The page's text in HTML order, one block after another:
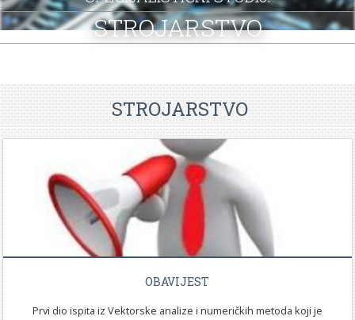
STROJARSTVOSKUP ZRZZ
STROJARSTVO
STROJARSTVO
OBAVIJEST
Prvi dio ispita iz Vektorske analize i numeričkih metoda koji je